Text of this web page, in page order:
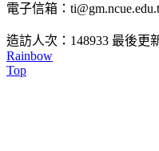
電子信箱：
造訪人次：148933 最後更
Rainbow
Top